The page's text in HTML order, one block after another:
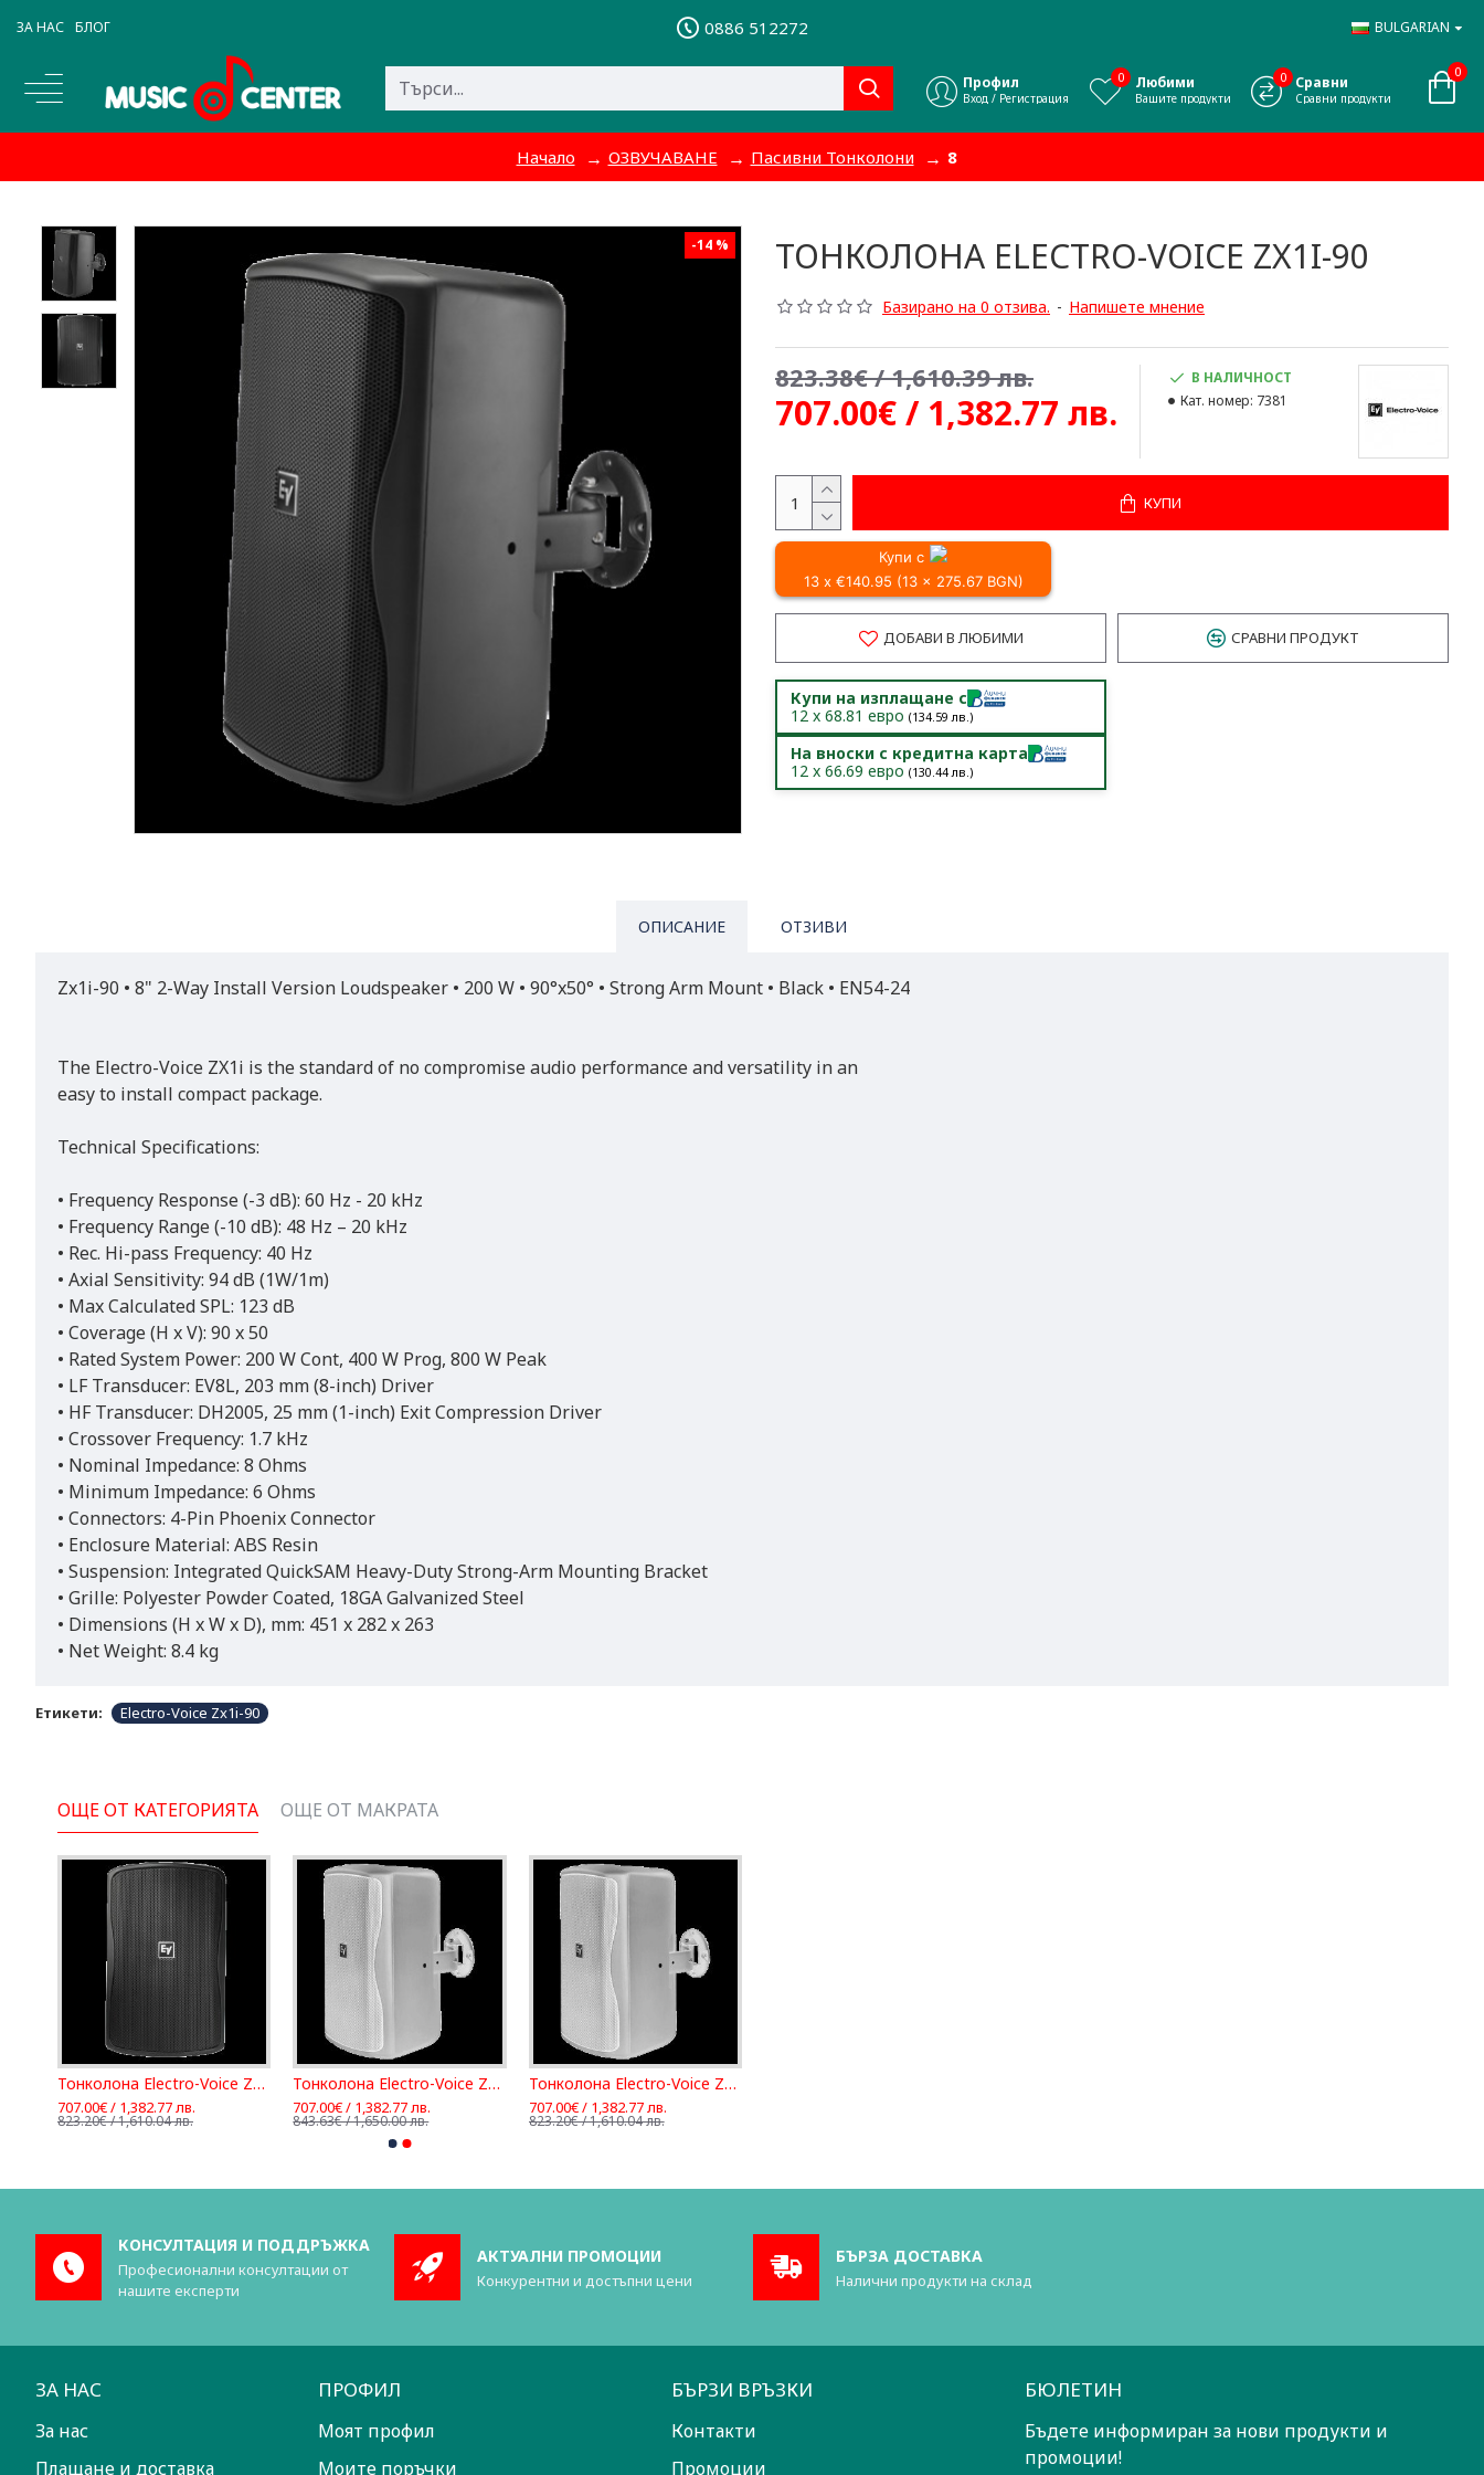
ЗА НАС БЛОГ 0886 512272 BULGARIAN
Профил
Вход / Регистрация
Любими
Вашите продукти
0 Сравни
Сравни продукти
0 0
Начало ОЗВУЧАВАНЕ Пасивни Тонколони 8
-14 % ТОНКОЛОНА ELECTRO-VOICE ZX1I-90
Базирано на 0 отзива. - Напишете мнение
707.00€ / 1,382.77 лв.
823.38€ / 1,610.39 лв.
В НАЛИЧНОСТ
Кат. номер: 7381
КУПИ
Купи с
13 x €140.95 (13 x 275.67 BGN)
ДОБАВИ В ЛЮБИМИ СРАВНИ ПРОДУКТ
Купи на изплащане с
12 x 68.81 евро (134.59 лв.)
На вноски с кредитна карта
12 x 66.69 евро (130.44лв.)
ОПИСАНИЕ ОТЗИВИ
Zx1i-90 • 8" 2-Way Install Version Loudspeaker • 200 W • 90°x50° • Strong Arm Mount • Black • EN54-24
The Electro-Voice ZX1i is the standard of no compromise audio performance and versatility in an
easy to install compact package.
Technical Specifications:
• Frequency Response (-3 dB): 60 Hz - 20 kHz
• Frequency Range (-10 dB): 48 Hz – 20 kHz
• Rec. Hi-pass Frequency: 40 Hz
• Axial Sensitivity: 94 dB (1W/1m)
• Max Calculated SPL: 123 dB
• Coverage (H x V): 90 x 50
• Rated System Power: 200 W Cont, 400 W Prog, 800 W Peak
• LF Transducer: EV8L, 203 mm (8-inch) Driver
• HF Transducer: DH2005, 25 mm (1-inch) Exit Compression Driver
• Crossover Frequency: 1.7 kHz
• Nominal Impedance: 8 Ohms
• Minimum Impedance: 6 Ohms
• Connectors: 4-Pin Phoenix Connector
• Enclosure Material: ABS Resin
• Suspension: Integrated QuickSAM Heavy-Duty Strong-Arm Mounting Bracket
• Grille: Polyester Powder Coated, 18GA Galvanized Steel
• Dimensions (H x W x D), mm: 451 x 282 x 263
• Net Weight: 8.4 kg
Етикети: Electro-Voice Zx1i-90
ОЩЕ ОТ КАТЕГОРИЯТА ОЩЕ ОТ МАКРАТА
Тонколона Electro-Voice Zx1i-100
707.00€ / 1,382.77 лв.
823.20€ / 1,610.04 лв.
Тонколона Electro-Voice Zx1i-100W
707.00€ / 1,382.77 лв.
843.63€ / 1,650.00 лв.
Тонколона Electro-Voice Zx1i-90W
707.00€ / 1,382.77 лв.
823.20€ / 1,610.04 лв.
КОНСУЛТАЦИЯ И ПОДДРЪЖКА
Професионални консултации от
нашите експерти
АКТУАЛНИ ПРОМОЦИИ
Конкурентни и достъпни цени
БЪРЗА ДОСТАВКА
Налични продукти на склад
ЗА НАС
За нас
Плащане и доставка
ПРОФИЛ
Моят профил
Моите поръчки
БЪРЗИ ВРЪЗКИ
Контакти
Промоции
БЮЛЕТИН
Бъдете информиран за нови продукти и
промоции!